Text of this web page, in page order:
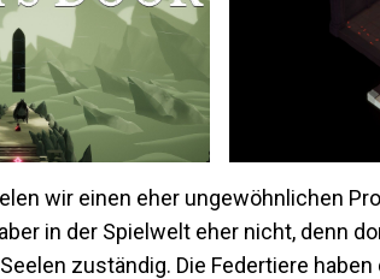
wir einen eher ungewöhnlichen
in der Spielwelt eher nicht, denn
zuständig. Die Federtiere